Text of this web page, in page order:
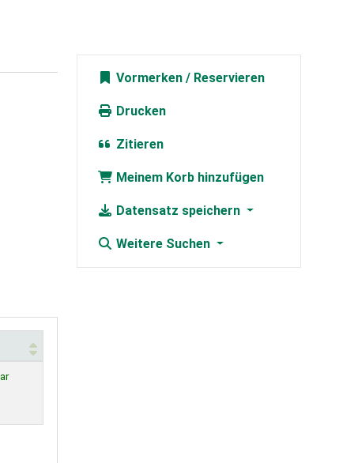
Vormerken
Drucken
Zitieren
Meinem Korb hinzufügen
Datensatz speichern
Weitere Suchen